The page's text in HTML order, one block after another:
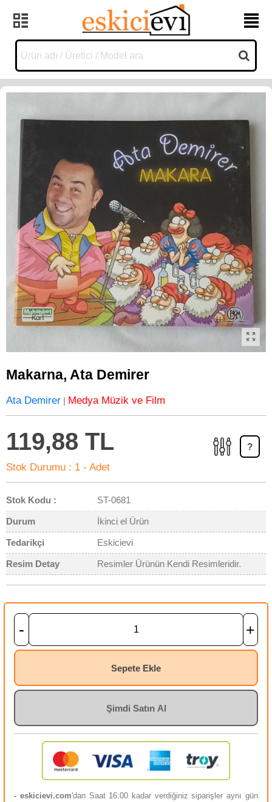
Makarna, Ata Demirer
Ata Demirer | Medya Müzik ve Film
119,88 TL
Stok Durumu : 1 - Adet
?
Stok Kodu : ST-0681
Durum İkinci el Ürün
Tedarikçi Eskicievi
Resim Detay Resimler Ürünün Kendi Resimleridir.
- +
Sepete Ekle
Şimdi Satın Al
- eskicievi.com'dan Saat 16:00 kadar verdiğiniz siparişler aynı gün